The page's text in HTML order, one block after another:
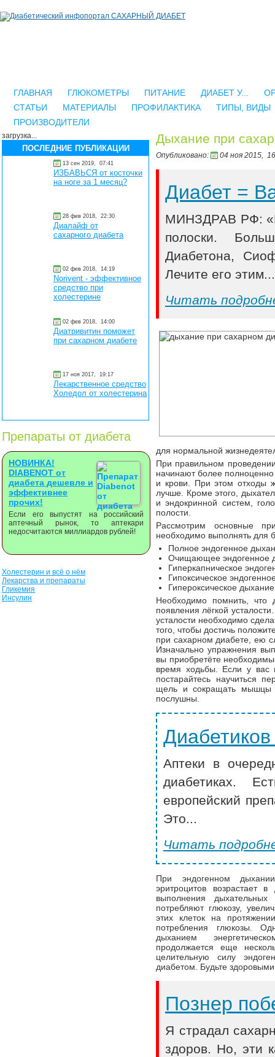
ГЛАВНАЯ ГЛЮКОМЕТРЫ ПИТАНИЕ ДИАБЕТ У...
СТАТЬИ
МАТЕРИАЛЫ ПРОФИЛАКТИКА
ТИПЫ, ВИДЫ
ПРОИЗВОДИТЕЛИ
загрузка...
ПОСЛЕДНИЕ ПУБЛИКАЦИИ
13 сен 2019, 07:41
ИЗБАВЬСЯ от косточки
на ноге за 1 месяц?
28 фев 2018, 22:30
Диалайф от
сахарного диабета
02 фев 2018, 14:19
Norivent - эффективное
средство при
холестерине
02 фев 2018, 14:00
Диатривитин поможет
при сахарном диабете
17 ноя 2017, 19:17
Лекарственное средство
Холедол от холестерина
Препараты от диабета
НОВИНКА!
DIABENOT от
диабета дешевле и
эффективнее
прочих!
Если его выпустят на российский
аптечный рынок, то аптекари
недосчитаются миллиардов рублей!
Холестерин и всё о нём
Лекарства и препараты
Гликемия
Инсулин
Дыхание при
Опубликовано: 04 ноя 2015,
Диабет =
МИНЗДРАВ РФ:
полоски.
Диабетона,
Лечите его
Читать
для нормальной
При правильном
начинают более
и крови. При этом отходы
лучше. Кроме этого,
и эндокринной систем,
полости.
Рассмотрим основные
необходимо выполнять для
Полное эндогенное
Очищающее эндогенное
Гиперкапническое
Гипоксическое
Гипероксическое
Необходимо помнить, что
появления лёгкой
усталости необходимо
того, чтобы достичь
при сахарном диабете, ею
Изначально упражнения
вы приобретёте
время ходьбы. Если у вас
постарайтесь научиться
щель и сокращать мышцы
послушны.
Аптеки в
диабетиках.
европейский
Это...
Читать
При эндогенном дыхании
эритроцитов возрастает
выполнения дыхательных
потребляют глюкозу,
этих клеток на
потребления глюкозы.
дыханием
продолжается еще
целительную силу
диабетом. Будьте
Познер
Я страдал
здоров. Но, эти